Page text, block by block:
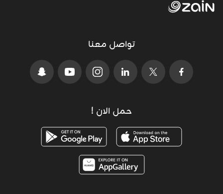
تواصل معنا
حمل الان !